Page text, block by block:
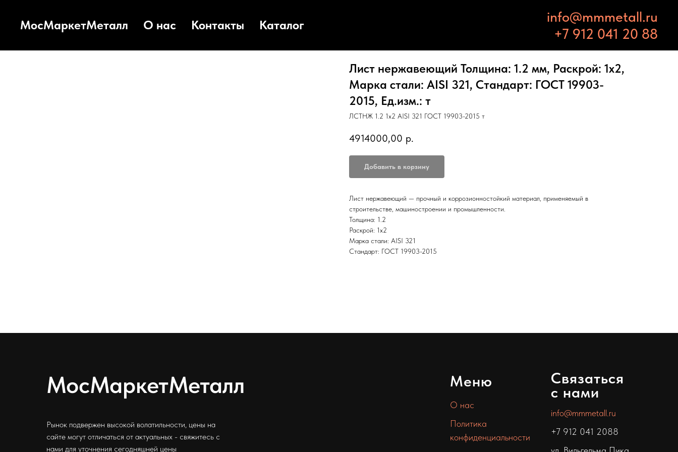
МосМаркетМеталл О нас Контакты Каталог
info@mmmetall.ru
+7 912 041 20 88
Лист нержавеющий Толщина: 1.2 мм, Раскрой: 1х2,
Марка стали: AISI 321, Стандарт: ГОСТ 19903-
2015, Ед.изм.: т
ЛСТНЖ 1.2 1х2 AISI 321 ГОСТ 19903-2015 т
4914000,00 р.
Добавить в корзину
Лист нержавеющий — прочный и коррозионностойкий материал, применяемый в
строительстве, машиностроении и промышленности.
Толщина: 1.2
Раскрой: 1х2
Марка стали: AISI 321
Стандарт: ГОСТ 19903-2015
МосМаркетМеталл
Рынок подвержен высокой волатильности, цены на
сайте могут отличаться от актуальных - свяжитесь с
нами для уточнения сегодняшней цены
Меню
О нас
Политика
конфиденциальности
Связаться
с нами
info@mmmetall.ru
+7 912 041 2088